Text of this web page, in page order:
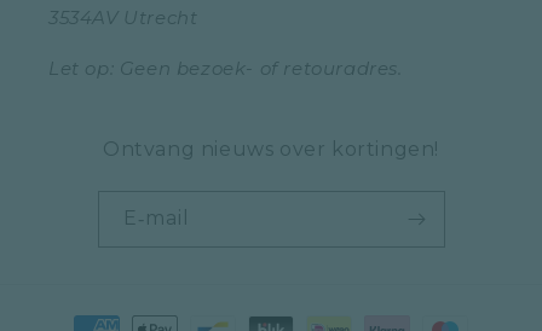
3534AV Utrecht
Let op: Geen bezoek- of retouradres.
Ontvang nieuws over kortingen!
E‑mail
Betaalmethoden